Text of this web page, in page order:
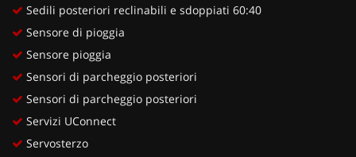
Sedili posteriori reclinabili e sdoppiati 60:40
Sensore di pioggia
Sensore pioggia
Sensori di parcheggio posteriori
Sensori di parcheggio posteriori
Servizi UConnect
Servosterzo